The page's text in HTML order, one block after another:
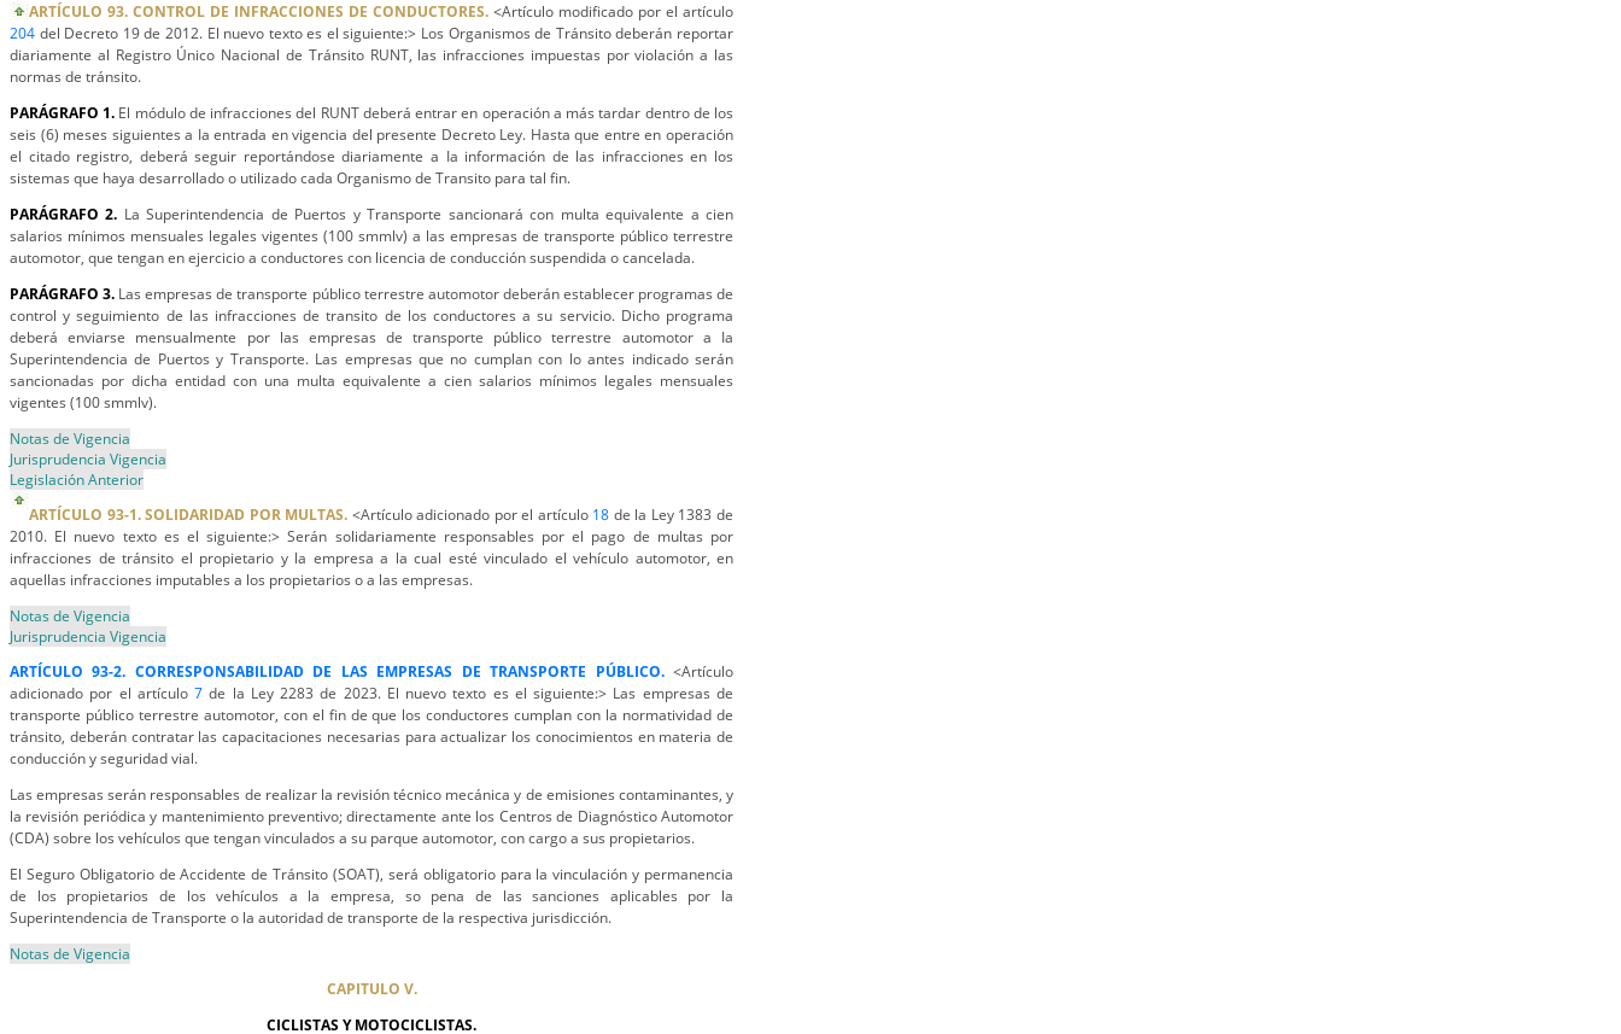
ARTÍCULO 93. CONTROL DE INFRACCIONES DE CONDUCTORES. <Artículo modificado por el artículo
204 del Decreto 19 de 2012. El nuevo texto es el siguiente:> Los Organismos de Tránsito deberán reportar
diariamente al Registro Único Nacional de Tránsito RUNT, las infracciones impuestas por violación a las
normas de tránsito.
PARÁGRAFO 1. El módulo de infracciones del RUNT deberá entrar en operación a más tardar dentro de los
seis (6) meses siguientes a Ia entrada en vigencia del presente Decreto Ley. Hasta que entre en operación
el citado registro, deberá seguir reportándose diariamente a Ia información de las infracciones en los
sistemas que haya desarrollado o utilizado cada Organismo de Transito para tal fin.
PARÁGRAFO 2. La Superintendencia de Puertos y Transporte sancionará con multa equivalente a cien
salarios mínimos mensuales legales vigentes (100 smmlv) a las empresas de transporte público terrestre
automotor, que tengan en ejercicio a conductores con licencia de conducción suspendida o cancelada.
PARÁGRAFO 3. Las empresas de transporte público terrestre automotor deberán establecer programas de
control y seguimiento de las infracciones de transito de los conductores a su servicio. Dicho programa
deberá enviarse mensualmente por las empresas de transporte público terrestre automotor a Ia
Superintendencia de Puertos y Transporte. Las empresas que no cumplan con lo antes indicado serán
sancionadas por dicha entidad con una multa equivalente a cien salarios mínimos legales mensuales
vigentes (100 smmlv).
Notas de Vigencia
Jurisprudencia Vigencia
Legislación Anterior
ARTÍCULO 93-1. SOLIDARIDAD POR MULTAS. <Artículo adicionado por el artículo 18 de la Ley 1383 de
2010. El nuevo texto es el siguiente:> Serán solidariamente responsables por el pago de multas por
infracciones de tránsito el propietario y la empresa a la cual esté vinculado el vehículo automotor, en
aquellas infracciones imputables a los propietarios o a las empresas.
Notas de Vigencia
Jurisprudencia Vigencia
ARTÍCULO 93-2. CORRESPONSABILIDAD DE LAS EMPRESAS DE TRANSPORTE PÚBLICO. <Artículo
adicionado por el artículo7 de la Ley 2283 de 2023. El nuevo texto es el siguiente:> Las empresas de
transporte público terrestre automotor, con el fin de que los conductores cumplan con la normatividad de
tránsito, deberán contratar las capacitaciones necesarias para actualizar los conocimientos en materia de
conducción y seguridad vial.
Las empresas serán responsables de realizar la revisión técnico mecánica y de emisiones contaminantes, y
la revisión periódica y mantenimiento preventivo; directamente ante los Centros de Diagnóstico Automotor
(CDA) sobre los vehículos que tengan vinculados a su parque automotor, con cargo a sus propietarios.
El Seguro Obligatorio de Accidente de Tránsito (SOAT), será obligatorio para la vinculación y permanencia
de los propietarios de los vehículos a la empresa, so pena de las sanciones aplicables por la
Superintendencia de Transporte o la autoridad de transporte de la respectiva jurisdicción.
Notas de Vigencia
CAPITULO V.
CICLISTAS Y MOTOCICLISTAS.